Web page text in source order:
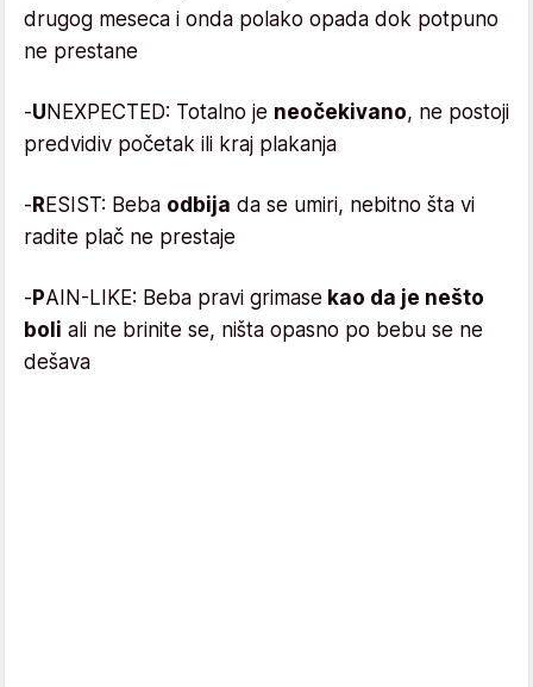
drugog meseca i onda polako opada dok potpuno
ne prestane
-UNEXPECTED: Totalno je neočekivano, ne postoji
predvidiv početak ili kraj plakanja
-RESIST: Beba odbija da se umiri, nebitno šta vi
radite plač ne prestaje
-PAIN-LIKE: Beba pravi grimase kao da je nešto
boli ali ne brinite se, ništa opasno po bebu se ne
dešava